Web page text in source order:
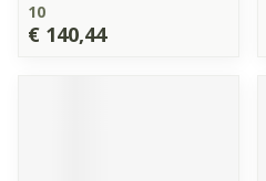
10
€ 140,44